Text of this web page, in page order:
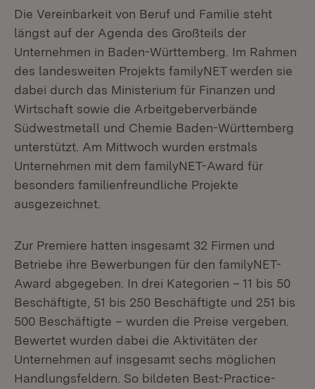
Die Vereinbarkeit von Beruf und Familie steht
längst auf der Agenda des Großteils der
Unternehmen in Baden-Württemberg. Im Rahmen
des landesweiten Projekts familyNET werden sie
dabei durch das Ministerium für Finanzen und
Wirtschaft sowie die Arbeitgeberverbände
Südwestmetall und Chemie Baden-Württemberg
unterstützt. Am Mittwoch wurden erstmals
Unternehmen mit dem familyNET-Award für
besonders familienfreundliche Projekte
ausgezeichnet.
Zur Premiere hatten insgesamt 32 Firmen und
Betriebe ihre Bewerbungen für den familyNET-
Award abgegeben. In drei Kategorien – 11 bis 50
Beschäftigte, 51 bis 250 Beschäftigte und 251 bis
500 Beschäftigte – wurden die Preise vergeben.
Bewertet wurden dabei die Aktivitäten der
Unternehmen auf insgesamt sechs möglichen
Handlungsfeldern. So bildeten Best-Practice-